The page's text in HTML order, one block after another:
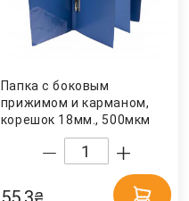
Папка с боковым
прижимом и карманом,
корешок 18мм., 500мкм
пластик, до 120 лист.,
син. 4Office